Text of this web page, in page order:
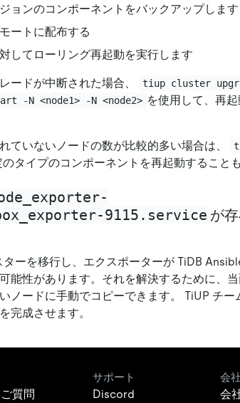
ョンのコンポーネントをバックアップします
ートに配布する
してローリング再起動を実行します
ードが中断された場合、 tiup cluster
-N <node1> -N <node2> を使用して、再
ていないノードの数が比較的多い場合は、
タイプのコンポーネントを再起動すること
9115.service が
ーを移行し、エクスポーターが TiDB
能性があります。それを解決するために、
ノードに手動でコピーできます。 TiUP チー
完成させます。
質問
サポート
Discord
会
会